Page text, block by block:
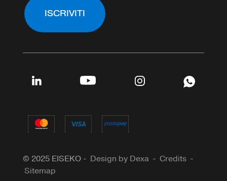
ISCRIVITI
© 2025 EISEKO - Design by Dexa - Credits -
Sitemap